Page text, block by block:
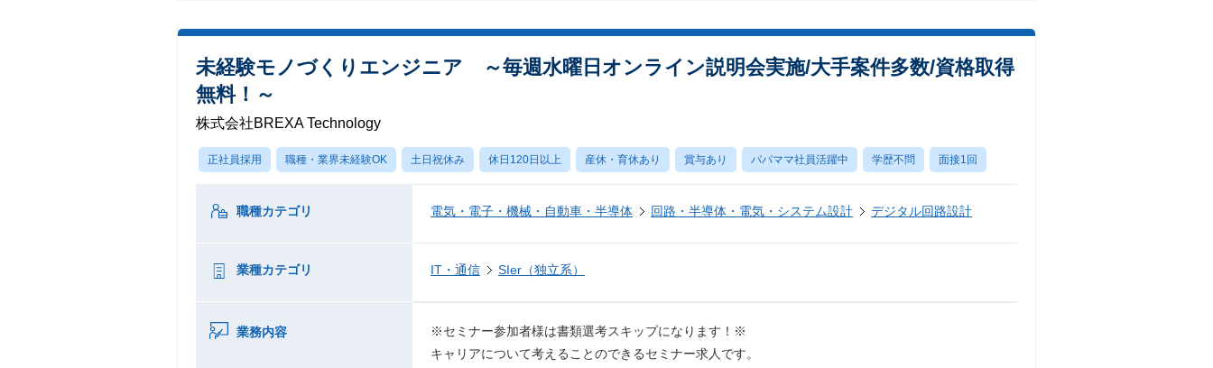
未経験モノづくりエンジニア ～毎週水曜日オンライン説明会実施/大手案件多数/資格取得
無料！～
株式会社BREXA Technology
正社員採用 職種・業界未経験OK 土日祝休み 休日120日以上 産休・育休あり 賞与あり パパママ社員活躍中 学歴不問 面接1回
職種カテゴリ 電気・電子・機械・自動車・半導体 回路・半導体・電気・システム設計 デジタル回路設計
業種カテゴリ IT・通信 SIer（独立系）
業務内容
※セミナー参加者様は書類選考スキップになります！※
キャリアについて考えることのできるセミナー求人です。